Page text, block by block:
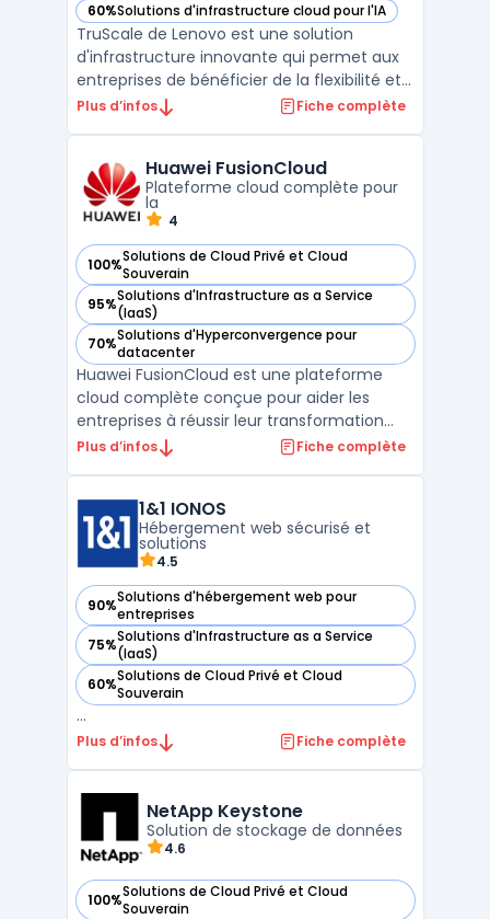
60%Solutions d'infrastructure cloud pour l'IA
— voir Lenovo TruScale Infrastructure Services dans cette
TruScale de Lenovo est une solution
d'infrastructure innovante qui permet aux
entreprises de bénéficier de la flexibilité et
de l'évolutivité du Cloud tout en conservant
l'usage, TruScale offre une ...
Plus d’infos Fiche complète
Huawei FusionCloud
Plateforme cloud complète pour
la
4
100%Solutions de Cloud Privé et Cloud
Souverain
— voir Huawei FusionCloud dans cette catégorie
95%Solutions d'Infrastructure as a Service
(IaaS)
— voir Huawei FusionCloud dans cette catégorie
70%Solutions d'Hyperconvergence pour
datacenter
— voir Huawei FusionCloud dans cette catégorie
Huawei FusionCloud est une plateforme
cloud complète conçue pour aider les
entreprises à réussir leur transformation
digitale. Elle intègre une suite de services
disponibilité élevée et une sécurité
renforcée des données critiqu ...
Plus d’infos Fiche complète
1&1 IONOS
Hébergement web sécurisé et
solutions
4.5
90%Solutions d'hébergement web pour
entreprises
— voir 1&1 IONOS dans cette catégorie
75%Solutions d'Infrastructure as a Service
(IaaS)
— voir 1&1 IONOS dans cette catégorie
60%Solutions de Cloud Privé et Cloud
Souverain
— voir 1&1 IONOS dans cette catégorie
...
Plus d’infos Fiche complète
NetApp Keystone
Solution de stockage de données
4.6
100%Solutions de Cloud Privé et Cloud
Souverain
— voir NetApp Keystone dans cette catégorie